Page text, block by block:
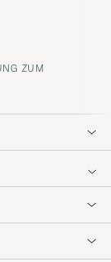
ZUM R